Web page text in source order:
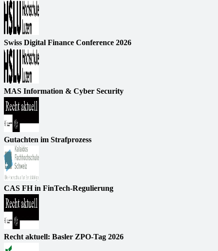
Swiss Digital Finance Conference 2026
MAS Information & Cyber Security
Gutachten im Strafprozess
CAS FH in FinTech-Regulierung
Recht aktuell: Basler ZPO-Tag 2026